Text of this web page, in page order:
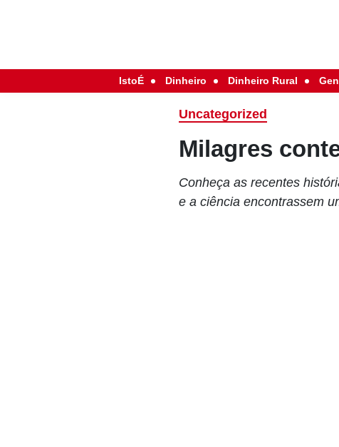
IstoÉ Dinheiro Dinheiro Rural
Uncategorized
Milagres
Conheça as recentes
e a ciência encontrassem